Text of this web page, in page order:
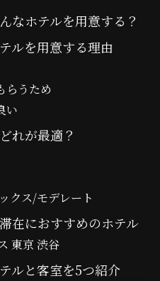
なホテルを用意する？
ルを用意する理由
らうため
い
れが最適？
クス/モデレート
在におすすめのホテル
東京 渋谷
ルと客室を5つ紹介